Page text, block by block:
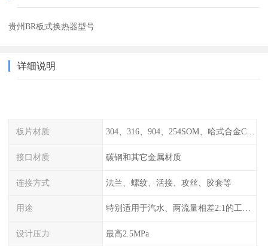
贵州BR板式换热器型号
详细说明
板片材质 304、316、904、254SOM、哈式合金C-276、TA1等
接口材质 碳钢和其它金属材质
连接方式 法兰、螺纹、活接、攻丝、胶套等
用途 特别适用于汽水、两流量相差2:1的工况换热。
设计压力 最高2.5MPa